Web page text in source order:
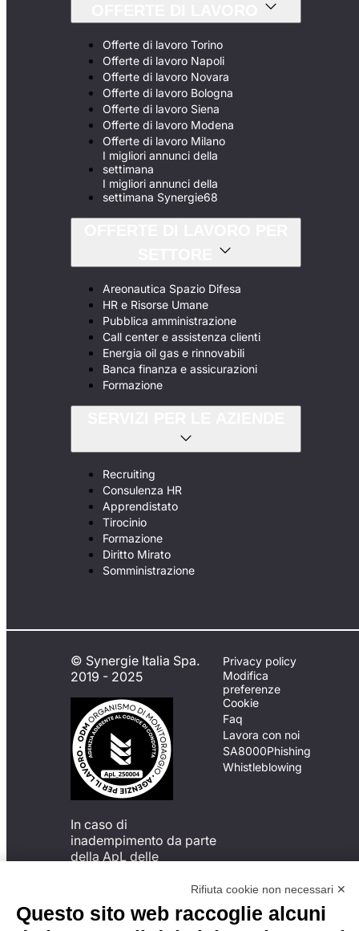
Offerte di lavoro Torino
Offerte di lavoro Napoli
Offerte di lavoro Novara
Offerte di lavoro Bologna
Offerte di lavoro Siena
Offerte di lavoro Modena
Offerte di lavoro Milano
I migliori annunci della
settimana
I migliori annunci della
settimana Synergie68
Areonautica Spazio Difesa
HR e Risorse Umane
Pubblica amministrazione
Call center e assistenza clienti
Energia oil gas e rinnovabili
Banca finanza e assicurazioni
Formazione
Recruiting
Consulenza HR
Apprendistato
Tirocinio
Formazione
Diritto Mirato
Somministrazione
© Synergie Italia Spa.
2019 - 2025
In caso di
inadempimento da parte
della ApL delle
del Codice di Condotta, è
possibile presentare un
reclamo
Privacy policy
Modifica
preferenze
Cookie
Faq
Lavora con noi
SA8000Phishing
Whistleblowing
Rifiuta cookie non necessari ✕
Questo sito web raccoglie alcuni